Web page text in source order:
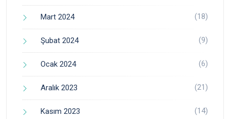
Mart 2024 (18)
Şubat 2024 (9)
Ocak 2024 (6)
Aralık 2023 (21)
Kasım 2023 (14)